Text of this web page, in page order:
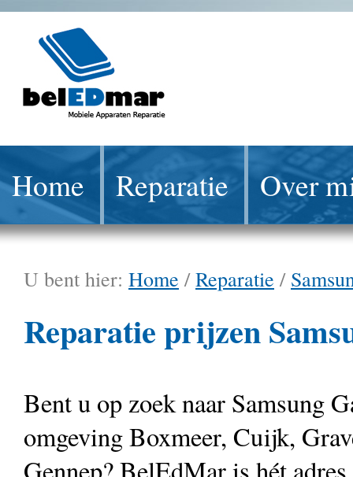
Home Reparatie Over
U bent hier: Home /Reparatie /
Reparatie prijzen
Bent u op zoek naar Samsung
omgeving Boxmeer, Cuijk,